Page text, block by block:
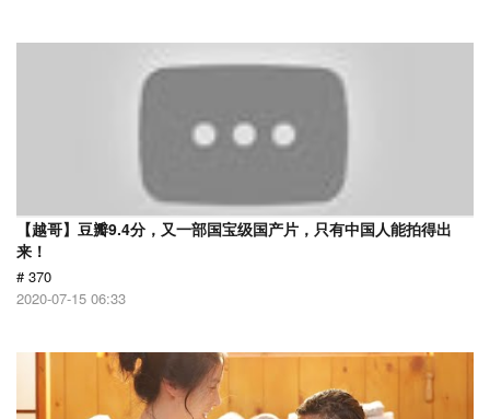
【越哥】豆瓣9.4分，又一部国宝级国产片，只有中国人能拍得出
来！
# 370
2020-07-15 06:33